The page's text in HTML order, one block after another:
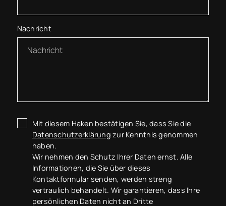
Nachricht
Mit diesem Haken bestätigen Sie, dass Sie die
Datenschutzerklärung zur Kenntnis genommen
haben.
Wir nehmen den Schutz Ihrer Daten ernst. Alle
Informationen, die Sie über dieses
Kontaktformular senden, werden streng
vertraulich behandelt. Wir garantieren, dass Ihre
persönlichen Daten nicht an Dritte